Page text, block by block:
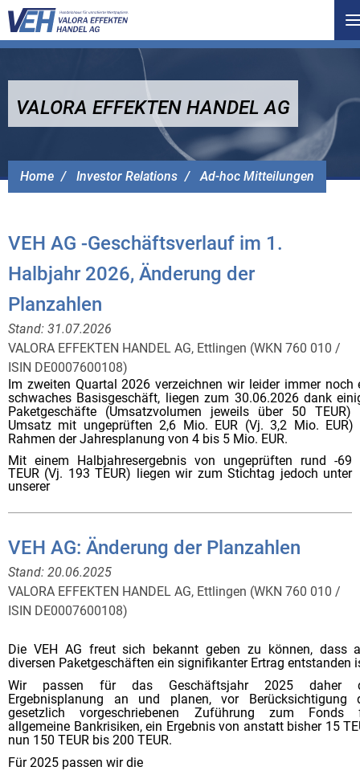
Home Investor Relations Ad-hoc Mitteilungen
VALORA EFFEKTEN HANDEL AG
VEH AG -Geschäftsverlauf im 1.
Halbjahr 2026, Änderung der
Planzahlen
Stand: 31.07.2026
VALORA EFFEKTEN HANDEL AG, Ettlingen (WKN 760 010 /
ISIN DE0007600108)
Im zweiten Quartal 2026 verzeichnen wir leider immer noch
schwaches Basisgeschäft, liegen zum 30.06.2026 dank
Paketgeschäfte (Umsatzvolumen jeweils über 50 TEUR)
Umsatz mit ungeprüften 2,6 Mio. EUR (Vj. 3,2 Mio. EUR)
Rahmen der Jahresplanung von 4 bis 5 Mio. EUR.
Mit einem Halbjahresergebnis von ungeprüften rund -69
TEUR (Vj. 193 TEUR) liegen wir zum Stichtag jedoch unter
unserer
VEH AG: Änderung der Planzahlen
Stand: 20.06.2025
VALORA EFFEKTEN HANDEL AG, Ettlingen (WKN 760 010 /
ISIN DE0007600108)
Die VEH AG freut sich bekannt geben zu können, dass
diversen Paketgeschäften ein signifikanter Ertrag entstanden
Wir passen für das Geschäftsjahr 2025 daher
Ergebnisplanung an und planen, vor Berücksichtigung
gesetzlich vorgeschriebenen Zuführung zum Fonds
allgemeine Bankrisiken, ein Ergebnis von anstatt bisher 15
nun 150 TEUR bis 200 TEUR.
Für 2025 passen wir die